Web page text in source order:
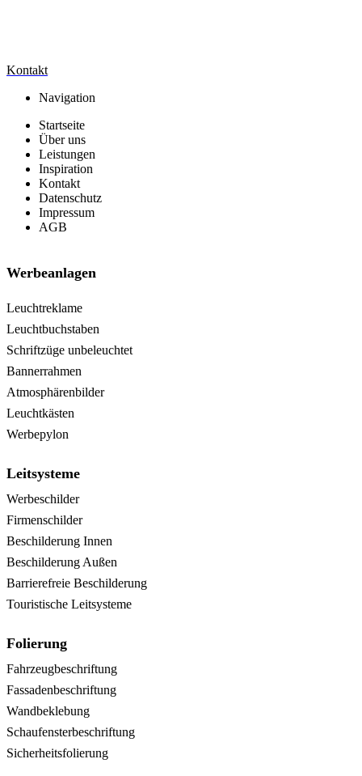
Kontakt
Navigation
Startseite
Über uns
Leistungen
Inspiration
Kontakt
Datenschutz
Impressum
AGB
Werbeanlagen
Leuchtreklame
Leuchtbuchstaben
Schriftzüge unbeleuchtet
Bannerrahmen
Atmosphärenbilder
Leuchtkästen
Werbepylon
Leitsysteme
Werbeschilder
Firmenschilder
Beschilderung Innen
Beschilderung Außen
Barrierefreie Beschilderung
Touristische Leitsysteme
Folierung
Fahrzeugbeschriftung
Fassadenbeschriftung
Wandbeklebung
Schaufensterbeschriftung
Sicherheitsfolierung